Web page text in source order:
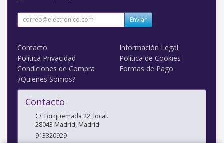
Enviar
Contacto
Información Legal
Política Privacidad
Política de Cookies
Condiciones de Compra
Formas de Pago
¿Quienes Somos?
Contacto
C/ Torquemada 22, local.
28043 Madrid,Madrid
913320929